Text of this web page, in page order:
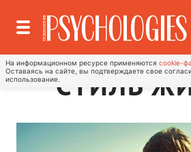
На информационном ресурсе применяются cookie-
Оставаясь на сайте, вы подтверждаете свое
использование.СТИЛЬ